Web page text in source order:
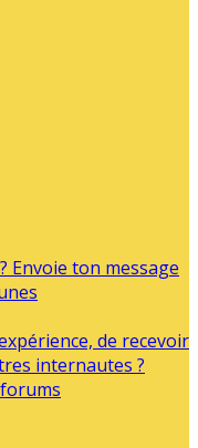
Envoie ton message
de recevoir
internautes ?